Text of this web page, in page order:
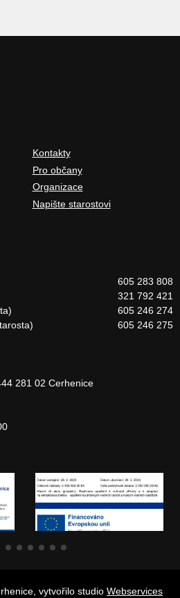
Kontakty
Pro občany
Organizace
Napište starostovi
605 283 808
321 792 421
605 246 274
605 246 275
281 02 Cerhenice
vytvořilo studio Webservices